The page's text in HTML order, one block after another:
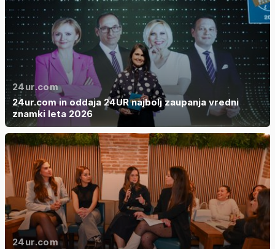
24ur.com
24ur.com in oddaja 24UR najbolj zaupanja vredni
znamki leta 2026
24ur.com